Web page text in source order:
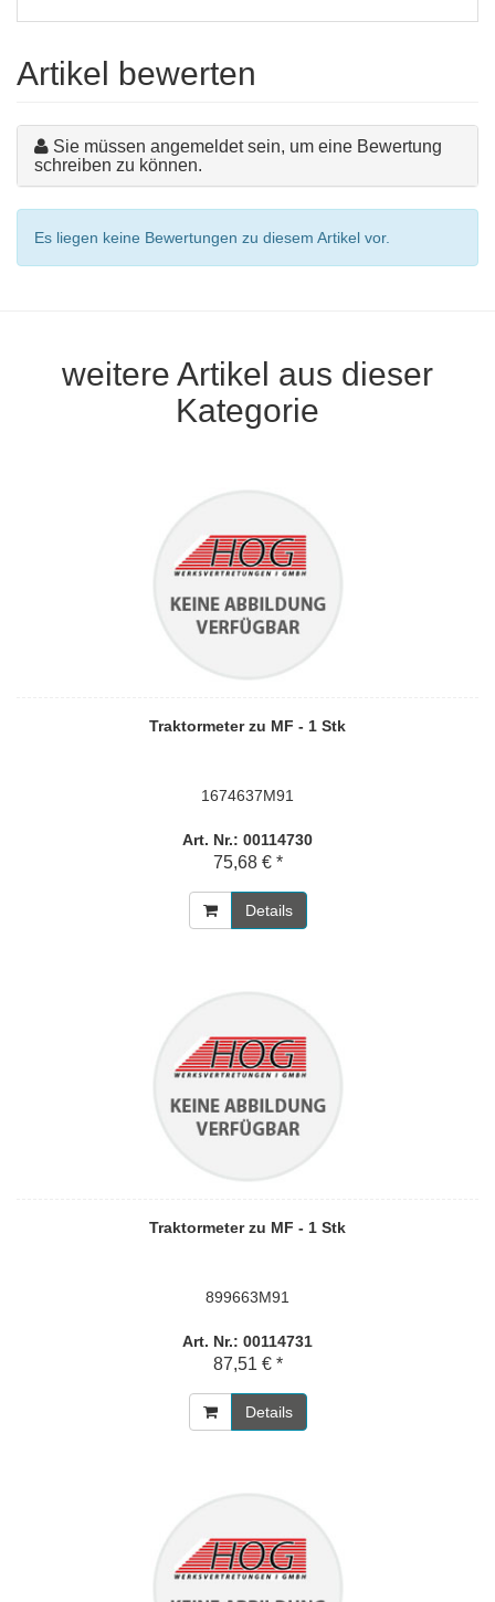
Artikel bewerten
Sie müssen angemeldet sein, um eine Bewertung
schreiben zu können.
Es liegen keine Bewertungen zu diesem Artikel vor.
weitere Artikel aus dieser
Kategorie
Traktormeter zu MF - 1 Stk
1674637M91
Art. Nr.: 00114730
75,68 € *
Details
Traktormeter zu MF - 1 Stk
899663M91
Art. Nr.: 00114731
87,51 € *
Details